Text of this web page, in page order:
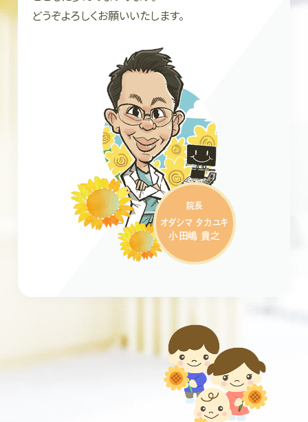
院長
オダシマ タカユキ
小田嶋 貴之
どうぞよろしくお願いいたします。